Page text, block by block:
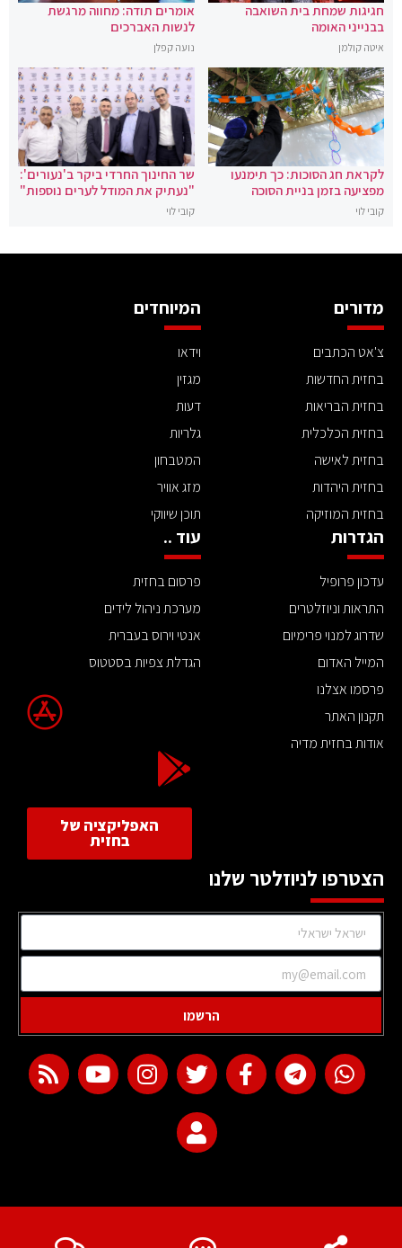
חגיגות שמחת בית השואבה
בבנייני האומה
איטה קולמן
אומרים תודה: מחווה מרגשת
לנשות האברכים
נועה קפלן
לקראת חג הסוכות: כך תימנעו
מפציעה בזמן בניית הסוכה
קובי לוי
שר החינוך החרדי ביקר ב'נעורים':
"נעתיק את המודל לערים נוספות"
קובי לוי
מדורים
צ'אט הכתבים
בחזית החדשות
בחזית הבריאות
בחזית הכלכלית
בחזית לאישה
בחזית היהדות
בחזית המוזיקה
המיוחדים
וידאו
מגזין
דעות
גלריות
המטבחון
מזג אוויר
תוכן שיווקי
הגדרות
עדכון פרופיל
התראות וניוזלטרים
שדרוג למנוי פרימיום
המייל האדום
פרסמו אצלנו
תקנון האתר
אודות בחזית מדיה
עוד ..
פרסום בחזית
מערכת ניהול לידים
אנטי וירוס בעברית
הגדלת צפיות בסטטוס
האפליקציה של
בחזית
הצטרפו לניוזלטר שלנו
הרשמו